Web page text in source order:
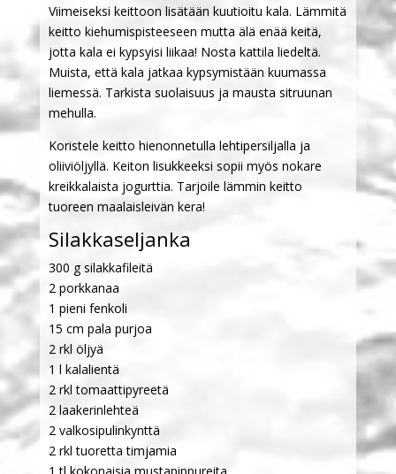
Viimeiseksi keittoon lisätään kuutioitu kala. Lämmitä
keitto kiehumispisteeseen mutta älä enää keitä,
jotta kala ei kypsyisi liikaa! Nosta kattila liedeltä.
Muista, että kala jatkaa kypsymistään kuumassa
liemessä. Tarkista suolaisuus ja mausta sitruunan
mehulla.
Koristele keitto hienonnetulla lehtipersiljalla ja
oliiviöljyllä. Keiton lisukkeeksi sopii myös nokare
kreikkalaista jogurttia. Tarjoile lämmin keitto
tuoreen maalaisleivän kera!
Silakkaseljanka
300 g silakkafileitä
2 porkkanaa
1 pieni fenkoli
15 cm pala purjoa
2 rkl öljyä
1 l kalalientä
2 rkl tomaattipyreetä
2 laakerinlehteä
2 valkosipulinkynttä
2 rkl tuoretta timjamia